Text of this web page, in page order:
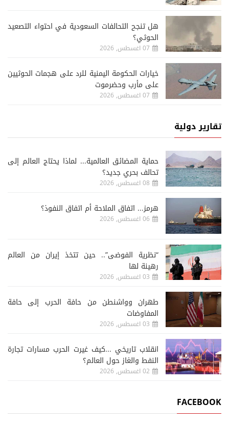
هل تنجح التحالفات السعودية في احتواء التصعيد
الحوثي؟
07 اغسطس, 2026
خيارات الحكومة اليمنية للرد على هجمات الحوثيين
على مأرب وحضرموت
07 اغسطس, 2026
تقارير دولية
حماية المضائق العالمية... لماذا يحتاج العالم إلى
تحالف بحري جديد؟
08 اغسطس, 2026
هرمز... اتفاق الملاحة أم اتفاق النفوذ؟
06 اغسطس, 2026
“نظرية الفوضى”.. حين تتخذ إيران من العالم
رهينة لها
03 اغسطس, 2026
طهران وواشنطن من حافة الحرب إلى حافة
المفاوضات
03 اغسطس, 2026
انقلاب تاريخي ...كيف غيرت الحرب مسارات تجارة
النفط والغاز حول العالم؟
02 اغسطس, 2026
FACEBOOK